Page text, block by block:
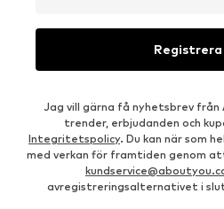
Registrera
Jag vill gärna få nyhetsbrev från
trender, erbjudanden och
Integritetspolicy. Du kan när som
med verkan för framtiden genom
avregistreringsalternativet i